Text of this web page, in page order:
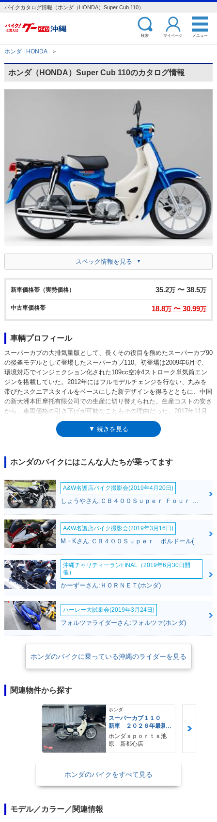
バイクカタログ情報（ホンダ（HONDA）Super Cub 110）
検索 マイページ メニュー
ホンダ | HONDA ＞
ホンダ（HONDA）Super Cub 110のカタログ情報
スペック情報を見る
新車価格帯（実勢価格） 35.2万 〜 38.5万
中古車価格帯 18.8万 〜 30.99万
車輌プロフィール
スーパーカブの大排気量版として、長くその役目を務めたスーパーカブ90
の後釜モデルとして登場したスーパーカブ110。初登場は2009年6月で、
環境対応でインジェクション化された109cc空冷4ストローク単気筒エン
ジンを搭載していた。2012年にはフルモデルチェンジを行ない、丸みを
帯びたスクエアスタイルをベースにした新デザインを得るとともに、中国
の新大洲本田摩托有限公司での生産に切り替えられた。生産コストの安さ
から、車両価格の引き下げが可能なこともその理由だった。2017年11月
のモデルチェンジでは、丸目ヘッドライトの復活とともに、そのLED化も
行われ、再び国内生産（熊本製作所）に戻された。2018年11月には、ス
トを変更した。2020年9月、タイ市場で新しいスーパーカブ110が登場。
排気量こそほぼ同じながら、ロングストローク化されたエンジンを搭載。
メーターは一部液晶を採用し、シフトポジションも表示するようになっ
た。日本でも、2022年4月にマイナーチェンジを受け、前輪ディスクブレ
ーキ（ABS搭載）を採用。ホイールはキャストタイプとなり、タイヤはチ
ューブレス化された。
▼ 続きを見る
ホンダのバイクにはこんな人たちが乗ってます
A&W名護店バイク撮影会(2019年4月20日)
しょうやさん:ＣＢ４００Ｓｕｐｅｒ Ｆｏｕｒ ＶＴＥＣ ＳＰＥＣ３(ホンダ)
A&W名護店バイク撮影会(2019年3月16日)
沖縄チャリティーランFINAL（2019年6月30日開
催）
かーずーさん:ＨＯＲＮＥＴ(ホンダ)
ハーレー大試乗会(2019年3月24日)
フォルツァライダーさん:フォルツァ(ホンダ)
ホンダのバイクに乗っている沖縄のライダーを見る
関連物件から探す
ホンダ
スーパーカブ１１０
新車 ２０２６年最新
モデル タスマニアグ
リーンメタリック Ａ
ＢＳ標準装備 前後キ
ホンダｓｐｏｒｔｓ池
原 新都心店
ホンダのバイクをすべて見る
モデル／カラー／関連情報